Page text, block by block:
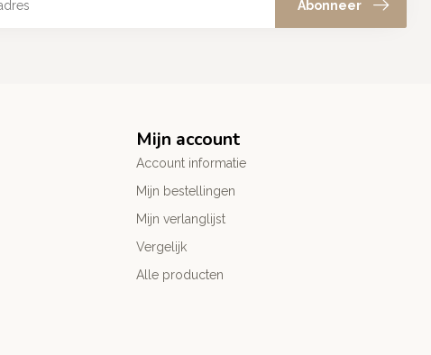
Abonneer
Mijn account
Account informatie
Mijn bestellingen
Mijn verlanglijst
Vergelijk
Alle producten